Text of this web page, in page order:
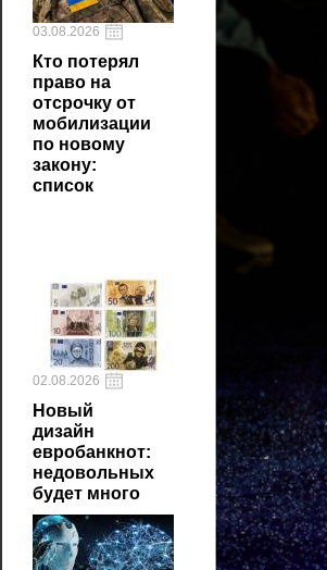
03.08.2026
Кто потерял
право на
отсрочку от
мобилизации
по новому
закону:
список
02.08.2026
Новый
дизайн
евробанкнот:
недовольных
будет много